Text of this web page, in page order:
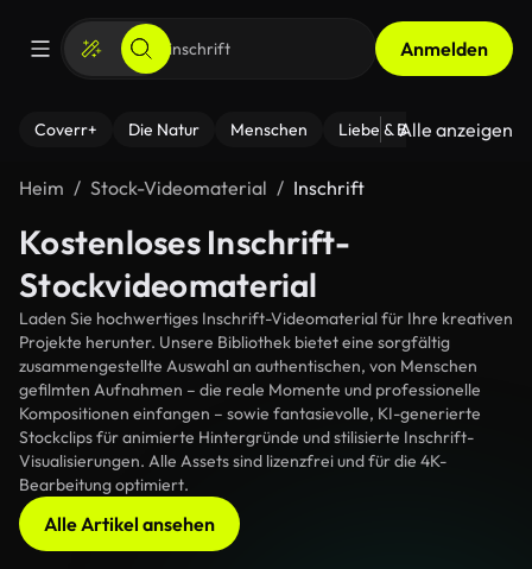
Anmelden
Coverr+ Die Natur Menschen Liebe & Beziehungen
Alle anzeigen
Heim Stock-Videomaterial Inschrift
Kostenloses Inschrift-
Stockvideomaterial
Laden Sie hochwertiges Inschrift-Videomaterial für Ihre kreativen
Projekte herunter. Unsere Bibliothek bietet eine sorgfältig
zusammengestellte Auswahl an authentischen, von Menschen
gefilmten Aufnahmen – die reale Momente und professionelle
Kompositionen einfangen – sowie fantasievolle, KI-generierte
Stockclips für animierte Hintergründe und stilisierte Inschrift-
Visualisierungen. Alle Assets sind lizenzfrei und für die 4K-
Bearbeitung optimiert.
Alle Artikel ansehen